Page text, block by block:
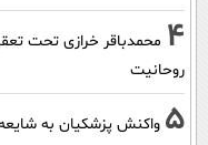
4 محمدباقر خرازی تحت
روحانیت
5 واکنش پزشکیان به